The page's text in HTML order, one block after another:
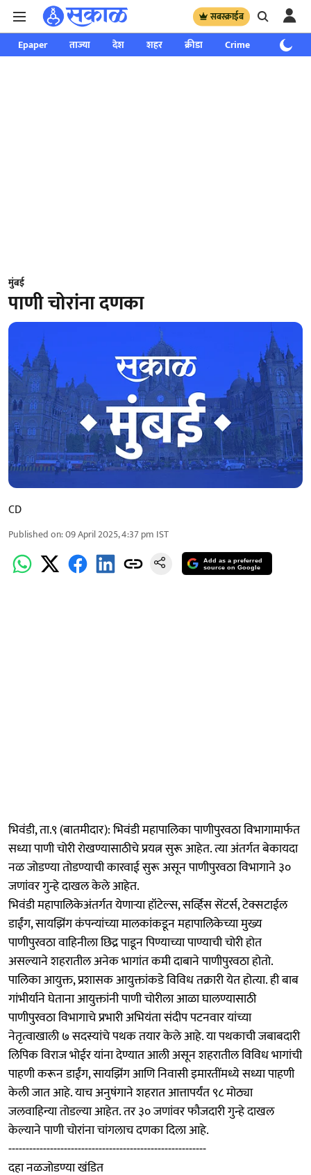
सबस्क्राईब
Epaper ताज्या देश शहर क्रीडा Crime साप्ताहिक
मुंबई
पाणी चोरांना दणका
CD
Published on:09 April 2025, 4:37 pm IST
Add as a preferred
source on Google
भिवंडी, ता.९ (बातमीदार): भिवंडी महापालिका पाणीपुरवठा विभागामार्फत
सध्या पाणी चोरी रोखण्यासाठीचे प्रयत्न सुरू आहेत. त्या अंतर्गत बेकायदा
नळ जोडण्या तोडण्याची कारवाई सुरू असून पाणीपुरवठा विभागाने ३०
जणांवर गुन्हे दाखल केले आहेत.
भिवंडी महापालिकेअंतर्गत येणाऱ्या हॉटेल्स, सर्व्हिस सेंटर्स, टेक्सटाईल
डाईंग, सायझिंग कंपन्यांच्या मालकांकडून महापालिकेच्या मुख्य
पाणीपुरवठा वाहिनीला छिद्र पाडून पिण्याच्या पाण्याची चोरी होत
असल्याने शहरातील अनेक भागांत कमी दाबाने पाणीपुरवठा होतो.
पालिका आयुक्त, प्रशासक आयुक्तांकडे विविध तक्रारी येत होत्या. ही बाब
गांभीर्याने घेताना आयुक्तांनी पाणी चोरीला आळा घालण्यासाठी
पाणीपुरवठा विभागाचे प्रभारी अभियंता संदीप पटनवार यांच्या
नेतृत्वाखाली ७ सदस्यांचे पथक तयार केले आहे. या पथकाची जबाबदारी
लिपिक विराज भोईर यांना देण्यात आली असून शहरातील विविध भागांची
पाहणी करून डाईंग, सायझिंग आणि निवासी इमारतींमध्ये सध्या पाहणी
केली जात आहे. याच अनुषंगाने शहरात आत्तापर्यंत ९८ मोठ्या
जलवाहिन्या तोडल्या आहेत. तर ३० जणांवर फौजदारी गुन्हे दाखल
केल्याने पाणी चोरांना चांगलाच दणका दिला आहे.
---------------------------------------------------------
दहा नळजोडण्या खंडित